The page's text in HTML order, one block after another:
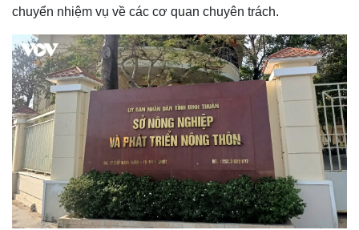
Thế giới
Quan sát
Cuộc sống đó đây
Hồ sơ
Multimedia
Video
Ảnh
E-Magazine
Infographic
chuyển nhiệm vụ về các cơ quan chuyên trách.